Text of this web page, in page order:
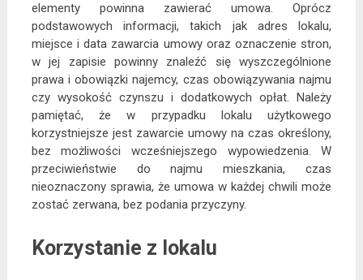
elementy powinna zawierać umowa. Oprócz
podstawowych informacji, takich jak adres lokalu,
miejsce i data zawarcia umowy oraz oznaczenie stron,
w jej zapisie powinny znaleźć się wyszczególnione
prawa i obowiązki najemcy, czas obowiązywania najmu
czy wysokość czynszu i dodatkowych opłat. Należy
pamiętać, że w przypadku lokalu użytkowego
korzystniejsze jest zawarcie umowy na czas określony,
bez możliwości wcześniejszego wypowiedzenia. W
przeciwieństwie do najmu mieszkania, czas
nieoznaczony sprawia, że umowa w każdej chwili może
zostać zerwana, bez podania przyczyny.
Korzystanie z lokalu